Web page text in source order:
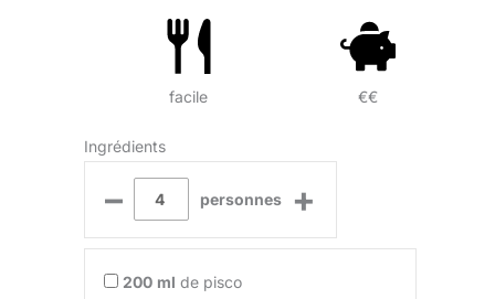
facile €€
Ingrédients
– personnes +
200 ml de pisco